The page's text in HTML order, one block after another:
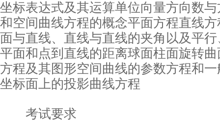
坐标表达式及其运算单位向量方向数
和空间曲线方程的概念平面方程直线
面与直线、直线与直线的夹角以及平
平面和点到直线的距离球面柱面旋转
方程及其图形空间曲线的参数方程和
坐标面上的投影曲线方程
考试要求